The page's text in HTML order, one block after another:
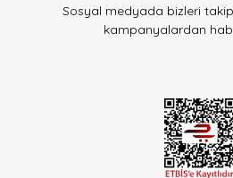
Sosyal medyada bizleri
kampanyalardan